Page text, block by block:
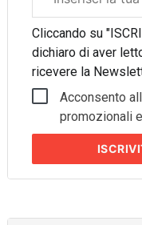
aziendale
Cliccando su
dichiaro di aver
ricevere la
Acconsento
promozionali